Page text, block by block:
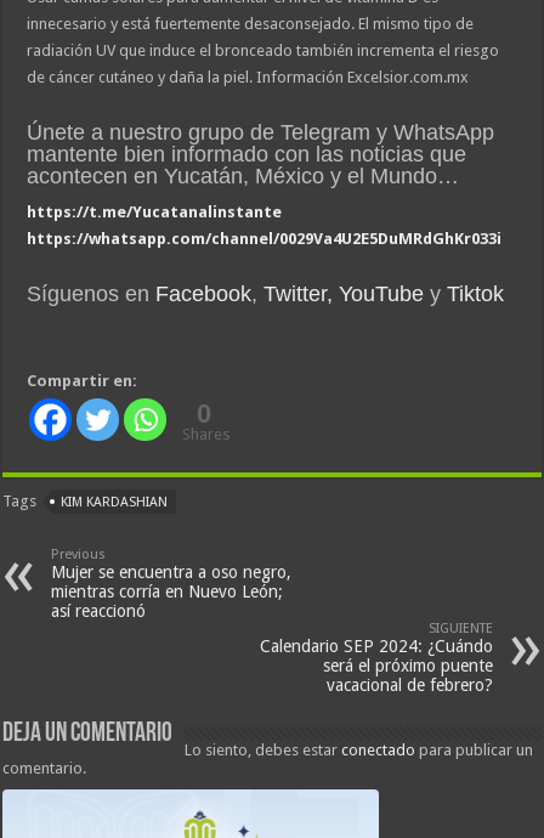
innecesario y está fuertemente desaconsejado. El mismo tipo de
radiación UV que induce el bronceado también incrementa el riesgo
de cáncer cutáneo y daña la piel. Información Excelsior.com.mx
Únete a nuestro grupo de Telegram y WhatsApp
mantente bien informado con las noticias que
acontecen en Yucatán, México y el Mundo…
https://t.me/Yucatanalinstante
https://whatsapp.com/channel/0029Va4U2E5DuMRdGhKr033i
Síguenos en Facebook,Twitter, YouTube yTiktok
Compartir en:
0
Shares
Tags KIM KARDASHIAN
Previous
Mujer se encuentra a oso negro,
mientras corría en Nuevo León;
así reaccionó
SIGUIENTE
Calendario SEP 2024: ¿Cuándo
será el próximo puente
vacacional de febrero?
Deja un comentario
Lo siento, debes estarconectado para publicar un
comentario.